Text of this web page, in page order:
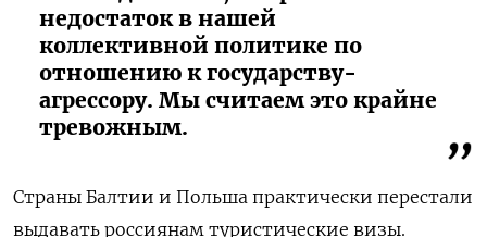
недостаток в нашей
коллективной политике по
отношению к государству-
агрессору. Мы считаем это крайне
тревожным.
Страны Балтии и Польша практически перестали
выдавать россиянам туристические визы.